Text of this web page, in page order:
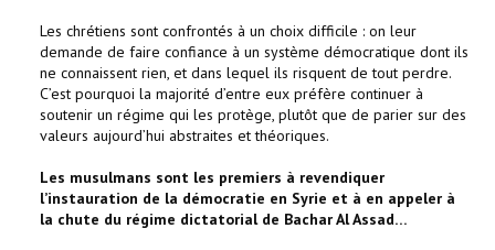
Les chrétiens sont confrontés à un choix difficile : on leur
demande de faire confiance à un système démocratique dont ils
ne connaissent rien, et dans lequel ils risquent de tout perdre.
C’est pourquoi la majorité d’entre eux préfère continuer à
soutenir un régime qui les protège, plutôt que de parier sur des
valeurs aujourd’hui abstraites et théoriques.
Les musulmans sont les premiers à revendiquer
l’instauration de la démocratie en Syrie et à en appeler à
la chute du régime dictatorial de Bachar Al Assad…